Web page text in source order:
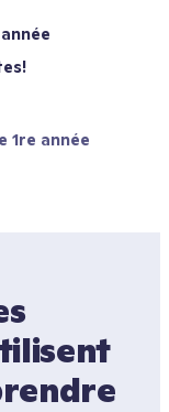
1re année